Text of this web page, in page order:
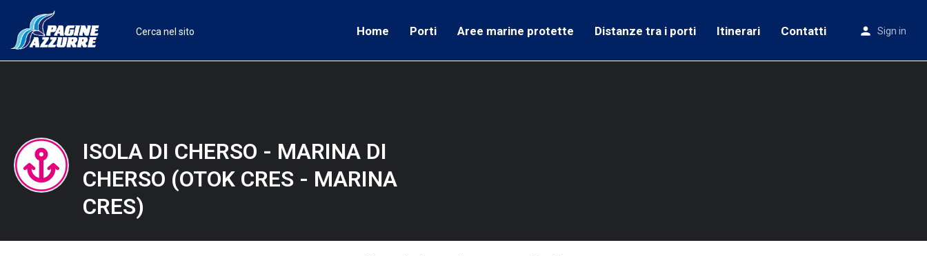
Home Porti Aree marine protette Distanze tra i porti Itinerari Contatti Sign in
ISOLA DI CHERSO - MARINA DI
CHERSO (OTOK CRES - MARINA
CRES)